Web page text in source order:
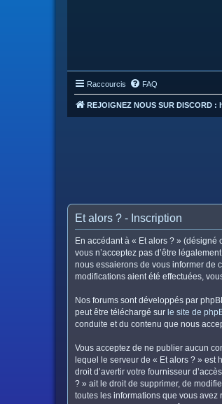
Raccourcis FAQ
REJOIGNEZ NOUS SUR DISCORD
Et alors ? - Inscription
En accédant à « Et alors ? » (désigné
vous n’acceptez pas d’être
nous essaierons de vous informer de
modifications aient été effectuées,
Nos forums sont développés par
peut être téléchargé sur le site de
conduite et du contenu que nous
Vous acceptez de ne publier aucun
lequel le serveur de « Et alors ? » est
droit d’avertir votre fournisseur
? » ait le droit de supprimer, de
toutes les informations que vous